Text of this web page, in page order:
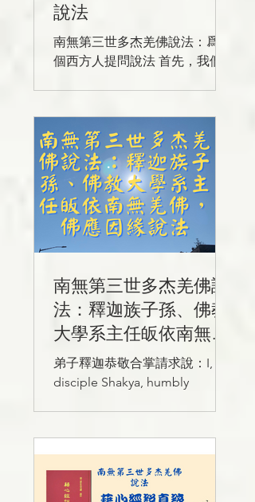
說法
南無第三世多杰羌佛說法：爲一
個西方人提問說法 首先，我們
界，我們將會去什麽世界？
南無第三世多杰羌佛說
法：釋迦族子孫、佛教
大學系主任皈依南無羌
佛，佛應因緣說法
弟子釋迦恭敬合掌請求說：I,
disciple Shakya, humbly
Dharma and teach me. （翻
譯：我是弟子釋迦，我恭敬祈求
南無第三世多杰羌佛